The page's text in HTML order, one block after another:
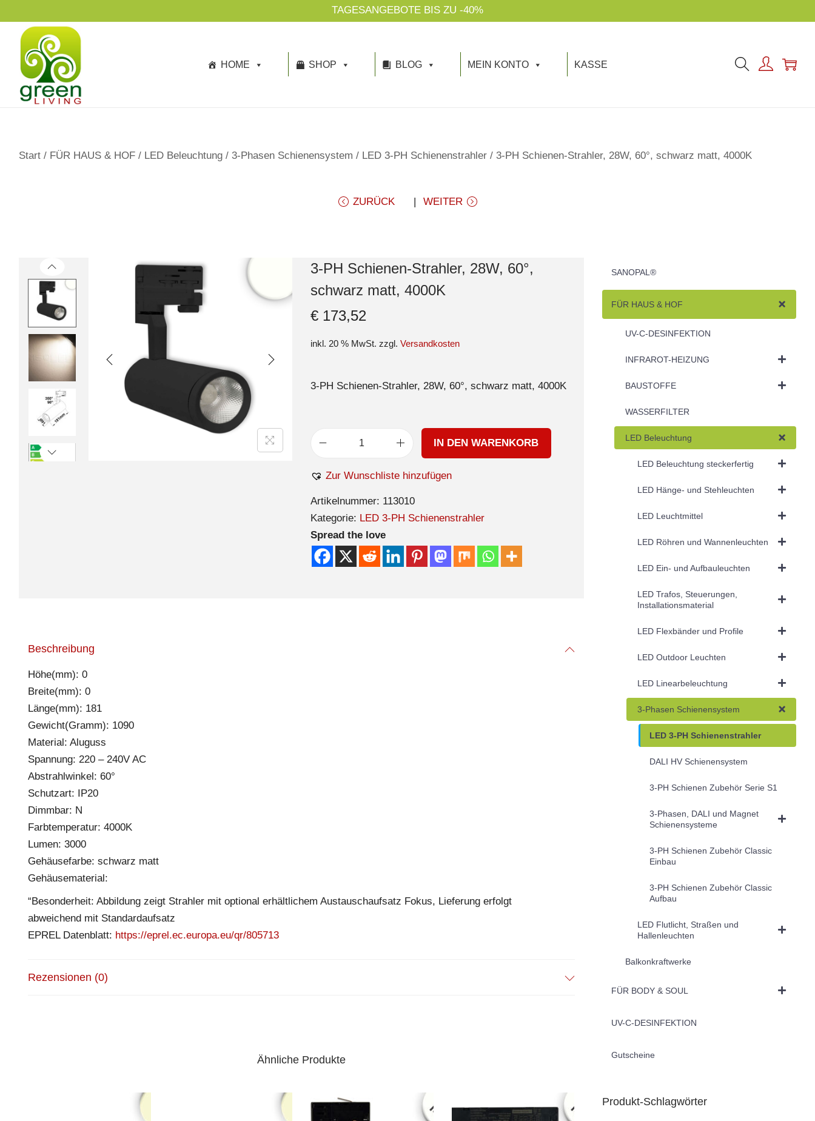
p
TAGESANGEBOTE BIS ZU -40%
HOME SHOP BLOG MEIN KONTO KASSE
Start / FÜR HAUS & HOF / LED Beleuchtung / 3-Phasen Schienensystem / LED 3-PH Schienenstrahler / 3-PH Schienen-Strahler, 28W, 60°, schwarz matt, 4000K
ZURÜCK WEITER
3-PH Schienen-Strahler, 28W, 60°,
schwarz matt, 4000K
€173,52
inkl. 20 % MwSt. zzgl. Versandkosten
3-PH Schienen-Strahler, 28W, 60°, schwarz matt, 4000K
IN DEN WARENKORB
Zur Wunschliste hinzufügen
Artikelnummer: 113010
Kategorie: LED 3-PH Schienenstrahler
Spread the love
Beschreibung
Höhe(mm): 0
Breite(mm): 0
Länge(mm): 181
Gewicht(Gramm): 1090
Material: Aluguss
Spannung: 220 – 240V AC
Abstrahlwinkel: 60°
Schutzart: IP20
Dimmbar: N
Farbtemperatur: 4000K
Lumen: 3000
Gehäusefarbe: schwarz matt
Gehäusematerial:
“Besonderheit: Abbildung zeigt Strahler mit optional erhältlichem Austauschaufsatz Fokus, Lieferung erfolgt
abweichend mit Standardaufsatz
EPREL Datenblatt: https://eprel.ec.europa.eu/qr/805713
Rezensionen (0)
Ähnliche Produkte
SANOPAL®
FÜR HAUS & HOF
UV-C-DESINFEKTION
INFRAROT-HEIZUNG
BAUSTOFFE
WASSERFILTER
LED Beleuchtung
LED Beleuchtung steckerfertig
LED Hänge- und Stehleuchten
LED Leuchtmittel
LED Röhren und Wannenleuchten
LED Ein- und Aufbauleuchten
LED Trafos, Steuerungen,
Installationsmaterial
LED Flexbänder und Profile
LED Outdoor Leuchten
LED Linearbeleuchtung
3-Phasen Schienensystem
LED 3-PH Schienenstrahler
DALI HV Schienensystem
3-PH Schienen Zubehör Serie S1
3-Phasen, DALI und Magnet
Schienensysteme
3-PH Schienen Zubehör Classic
Einbau
3-PH Schienen Zubehör Classic
Aufbau
LED Flutlicht, Straßen und
Hallenleuchten
Balkonkraftwerke
FÜR BODY & SOUL
UV-C-DESINFEKTION
Gutscheine
Produkt-Schlagwörter